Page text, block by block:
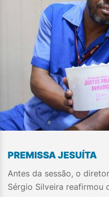
PREMISSA JESUÍTA
Antes da sessão, o
Sérgio Silveira reafirmou